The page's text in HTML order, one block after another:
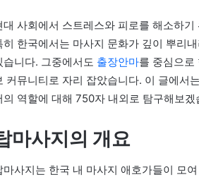
대 사회에서 스트레스와 피로를 해소하
히 한국에서는 마사지 문화가 깊이 뿌리
습니다. 그중에서도 출장안마를 중심으로
커뮤니티로 자리 잡았습니다. 이 글에서
의 역할에 대해 750자 내외로 탐구해보겠
마사지의 개요
마사지는 한국 내 마사지 애호가들이 모